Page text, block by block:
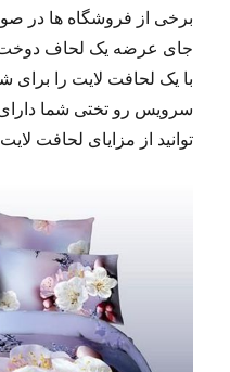
برخی از فروشگاه ها در
جای عرضه یک لحاف دوخت
با یک لحافت لایت را برای
توانید از مزایای لحافت